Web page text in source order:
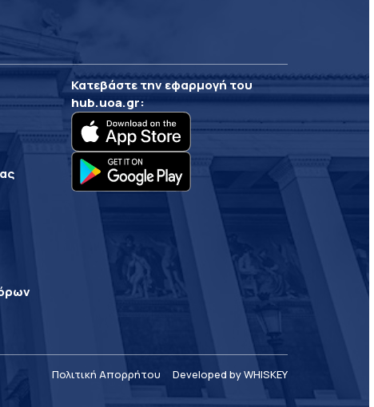
Κατεβάστε την εφαρμογή του
hub.uoa.gr:
Πολιτική Απορρήτου Developed by WHISKEY